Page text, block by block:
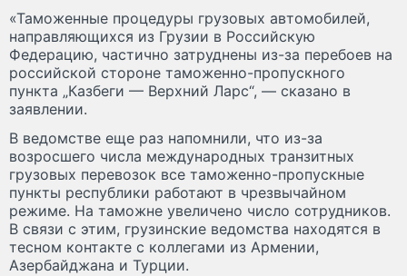
«Таможенные процедуры грузовых автомобилей,
направляющихся из Грузии в Российскую
Федерацию, частично затруднены из-за перебоев на
российской стороне таможенно-пропускного
пункта „Казбеги — Верхний Ларс“, — сказано в
заявлении.
В ведомстве еще раз напомнили, что из-за
возросшего числа международных транзитных
грузовых перевозок все таможенно-пропускные
пункты республики работают в чрезвычайном
режиме. На таможне увеличено число сотрудников.
В связи с этим, грузинские ведомства находятся в
тесном контакте с коллегами из Армении,
Азербайджана и Турции.